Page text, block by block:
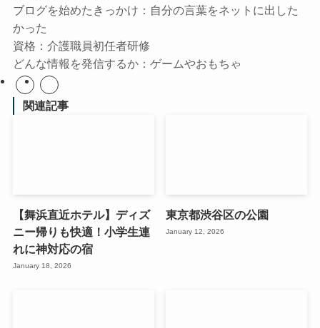
ブログを始めたきっかけ：自分の言葉をネットに出した
かった
資格：介護職員初任者研修
どんな情報を発信するか：ゲームやおもちゃ
関連記事
【舞浜直近ホテル】ディズ
ニー帰りも快適！小学生連
れに神対応の宿
January 18, 2026
東京都渋谷区の公園
January 12, 2026